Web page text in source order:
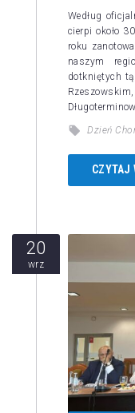
Według
cierpi około
roku
naszym
dotkniętych
Dzień
CZYTAJ
20
wrz